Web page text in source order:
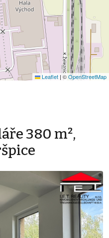
Leaflet | ©OpenStreetMap
380 m²,